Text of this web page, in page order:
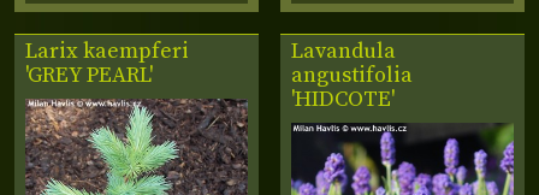
Larix kaempferi
'GREY PEARL'
Lavandula
angustifolia
'HIDCOTE'